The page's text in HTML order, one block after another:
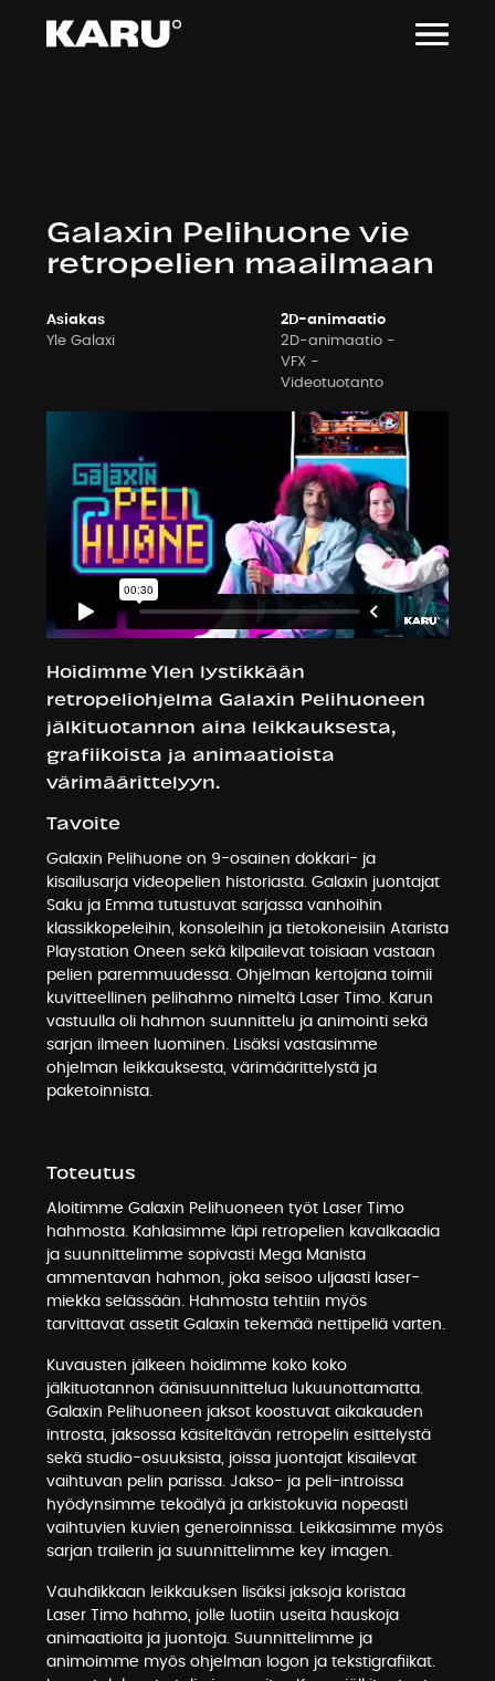
sisältöön
Galaxin Pelihuone vie
retropelien maailmaan
Asiakas
Yle Galaxi
2D-animaatio
2D-animaatio
VFX
Videotuotanto
Hoidimme Ylen lystikkään
retropeliohjelma Galaxin Pelihuoneen
jälkituotannon aina leikkauksesta,
grafiikoista ja animaatioista
värimäärittelyyn.
Tavoite
Galaxin Pelihuone on 9-osainen dokkari- ja
kisailusarja videopelien historiasta. Galaxin juontajat
Saku ja Emma tutustuvat sarjassa vanhoihin
klassikkopeleihin, konsoleihin ja tietokoneisiin Atarista
Playstation Oneen sekä kilpailevat toisiaan vastaan
pelien paremmuudessa. Ohjelman kertojana toimii
kuvitteellinen pelihahmo nimeltä Laser Timo. Karun
vastuulla oli hahmon suunnittelu ja animointi sekä
sarjan ilmeen luominen. Lisäksi vastasimme
ohjelman leikkauksesta, värimäärittelystä ja
paketoinnista.
Toteutus
Aloitimme Galaxin Pelihuoneen työt Laser Timo
hahmosta. Kahlasimme läpi retropelien kavalkaadia
ja suunnittelimme sopivasti Mega Manista
ammentavan hahmon, joka seisoo uljaasti laser-
miekka selässään. Hahmosta tehtiin myös
tarvittavat assetit Galaxin tekemää nettipeliä varten.
Kuvausten jälkeen hoidimme koko koko
jälkituotannon äänisuunnittelua lukuunottamatta.
Galaxin Pelihuoneen jaksot koostuvat aikakauden
introsta, jaksossa käsiteltävän retropelin esittelystä
sekä studio-osuuksista, joissa juontajat kisailevat
vaihtuvan pelin parissa. Jakso- ja peli-introissa
hyödynsimme tekoälyä ja arkistokuvia nopeasti
vaihtuvien kuvien generoinnissa. Leikkasimme myös
sarjan trailerin ja suunnittelimme key imagen.
Vauhdikkaan leikkauksen lisäksi jaksoja koristaa
Laser Timo hahmo, jolle luotiin useita hauskoja
animaatioita ja juontoja. Suunnittelimme ja
animoimme myös ohjelman logon ja tekstigrafiikat.